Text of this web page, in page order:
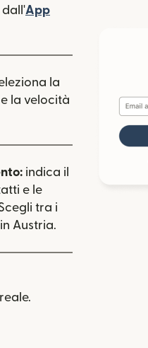
dall'App
la
la velocità
indica il
e le
tra i
Austria.